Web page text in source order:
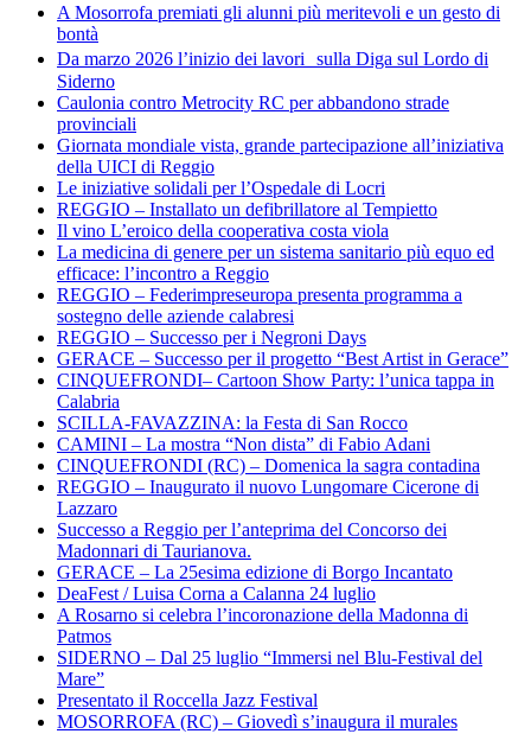
A Mosorrofa premiati gli alunni più meritevoli e un gesto di
bontà
Da marzo 2026 l’inizio dei lavori sulla Diga sul Lordo di
Siderno
Caulonia contro Metrocity RC per abbandono strade
provinciali
Giornata mondiale vista, grande partecipazione all’iniziativa
della UICI di Reggio
Le iniziative solidali per l’Ospedale di Locri
REGGIO – Installato un defibrillatore al Tempietto
Il vino L’eroico della cooperativa costa viola
La medicina di genere per un sistema sanitario più equo ed
efficace: l’incontro a Reggio
REGGIO – Federimpreseuropa presenta programma a
sostegno delle aziende calabresi
REGGIO – Successo per i Negroni Days
GERACE – Successo per il progetto “Best Artist in Gerace”
CINQUEFRONDI– Cartoon Show Party: l’unica tappa in
Calabria
SCILLA-FAVAZZINA: la Festa di San Rocco
CAMINI – La mostra “Non dista” di Fabio Adani
CINQUEFRONDI (RC) – Domenica la sagra contadina
REGGIO – Inaugurato il nuovo Lungomare Cicerone di
Lazzaro
Successo a Reggio per l’anteprima del Concorso dei
Madonnari di Taurianova.
GERACE – La 25esima edizione di Borgo Incantato
DeaFest / Luisa Corna a Calanna 24 luglio
A Rosarno si celebra l’incoronazione della Madonna di
Patmos
SIDERNO – Dal 25 luglio “Immersi nel Blu-Festival del
Mare”
Presentato il Roccella Jazz Festival
MOSORROFA (RC) – Giovedì s’inaugura il murales